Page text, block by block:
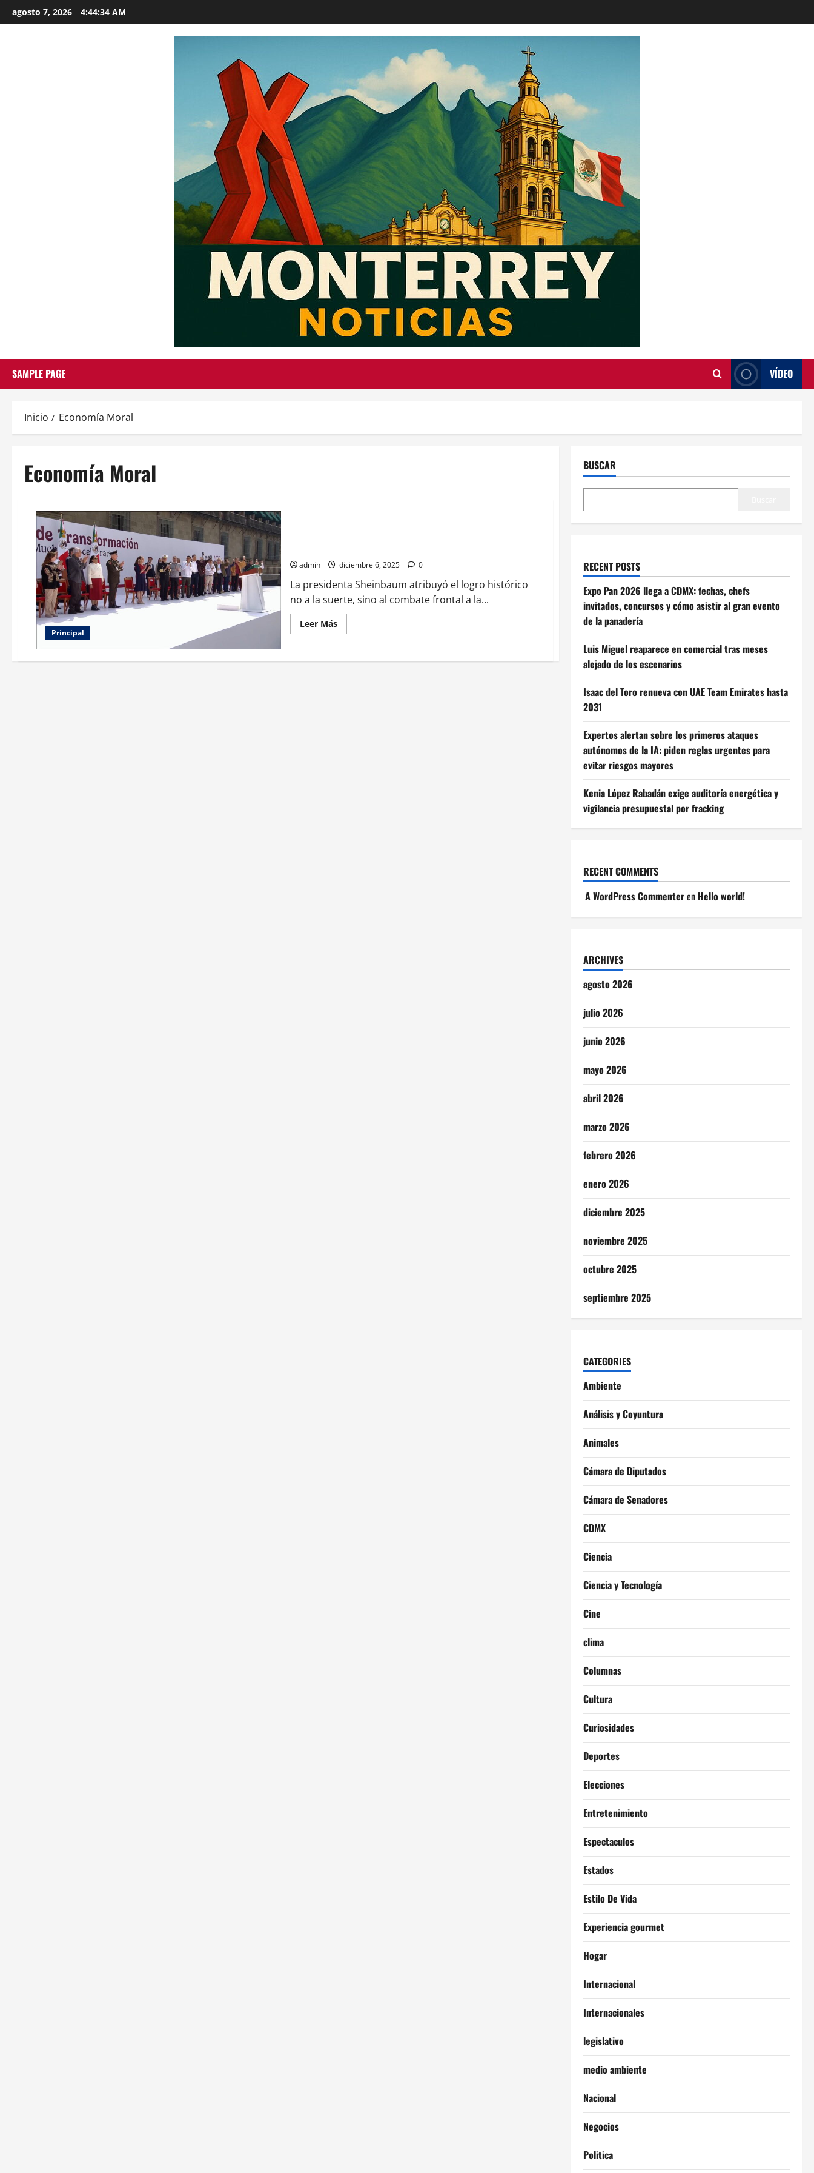
al
agosto 7, 2026 4:44:35 AM
SAMPLE PAGE VÍDEO
Inicio Economía Moral
Economía Moral
Principal
admin diciembre 6, 2025 0
La presidenta Sheinbaum atribuyó el logro histórico
no a la suerte, sino al combate frontal a la...
Leer MásLeer
más
Mexicano
BUSCAR
RECENT POSTS
Expo Pan 2026 llega a CDMX: fechas, chefs
invitados, concursos y cómo asistir al gran evento
de la panadería
Luis Miguel reaparece en comercial tras meses
alejado de los escenarios
Isaac del Toro renueva con UAE Team Emirates hasta
2031
Expertos alertan sobre los primeros ataques
autónomos de la IA: piden reglas urgentes para
evitar riesgos mayores
Kenia López Rabadán exige auditoría energética y
vigilancia presupuestal por fracking
RECENT COMMENTS
A WordPress Commenteren Hello world!
ARCHIVES
agosto 2026
julio 2026
junio 2026
mayo 2026
abril 2026
marzo 2026
febrero 2026
enero 2026
diciembre 2025
noviembre 2025
octubre 2025
septiembre 2025
CATEGORIES
Ambiente
Análisis y Coyuntura
Animales
Cámara de Diputados
Cámara de Senadores
CDMX
Ciencia
Ciencia y Tecnología
Cine
clima
Columnas
Cultura
Curiosidades
Deportes
Elecciones
Entretenimiento
Espectaculos
Estados
Estilo De Vida
Experiencia gourmet
Hogar
Internacional
Internacionales
legislativo
medio ambiente
Nacional
Negocios
Politica